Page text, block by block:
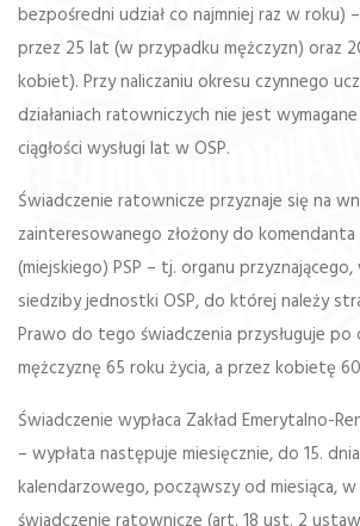
bezpośredni udział co najmniej raz w roku)
przez 25 lat (w przypadku mężczyzn) oraz
kobiet). Przy naliczaniu okresu czynnego
działaniach ratowniczych nie jest
ciągłości wysługi lat w OSP.
Świadczenie ratownicze przyznaje się na
zainteresowanego złożony do
(miejskiego) PSP – tj. organu przyznającego,
siedziby jednostki OSP, do której należy
Prawo do tego świadczenia przysługuje po
mężczyznę 65 roku życia, a przez kobietę
Świadczenie wypłaca Zakład Emerytalno-
– wypłata następuje miesięcznie, do 15.
kalendarzowego, począwszy od miesiąca,